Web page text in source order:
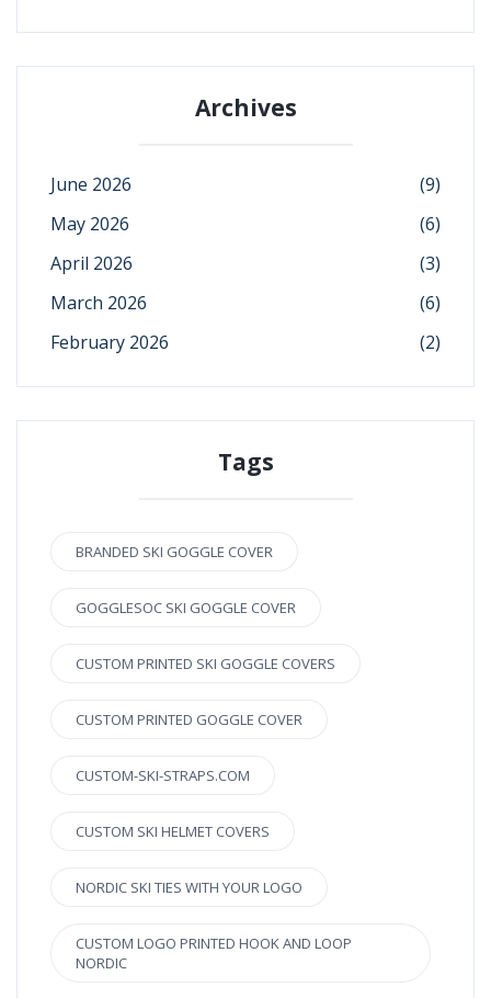
Archives
June 2026
(9)
May 2026
(6)
April 2026
(3)
March 2026
(6)
February 2026
(2)
Tags
BRANDED SKI GOGGLE COVER
GOGGLESOC SKI GOGGLE COVER
CUSTOM PRINTED SKI GOGGLE COVERS
CUSTOM PRINTED GOGGLE COVER
CUSTOM-SKI-STRAPS.COM
CUSTOM SKI HELMET COVERS
NORDIC SKI TIES WITH YOUR LOGO
CUSTOM LOGO PRINTED HOOK AND LOOP
NORDIC